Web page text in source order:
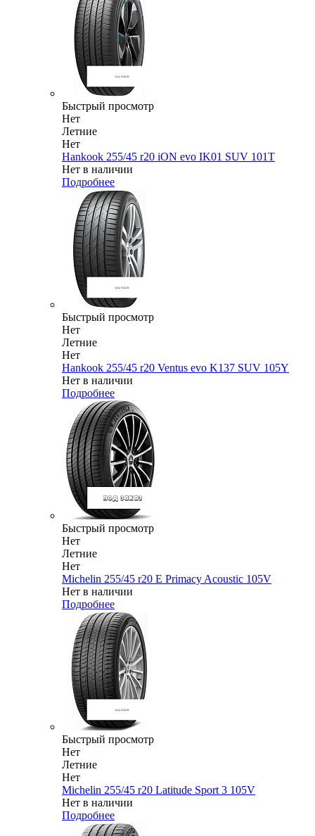
Быстрый просмотр
Нет
Летние
Нет
Hankook 255/45 r20 iON evo IK01 SUV 101T
Нет в наличии
Подробнее
Быстрый просмотр
Нет
Летние
Нет
Hankook 255/45 r20 Ventus evo K137 SUV 105Y
Нет в наличии
Подробнее
Быстрый просмотр
Нет
Летние
Нет
Michelin 255/45 r20 E Primacy Acoustic 105V
Нет в наличии
Подробнее
Быстрый просмотр
Нет
Летние
Нет
Michelin 255/45 r20 Latitude Sport 3 105V
Нет в наличии
Подробнее